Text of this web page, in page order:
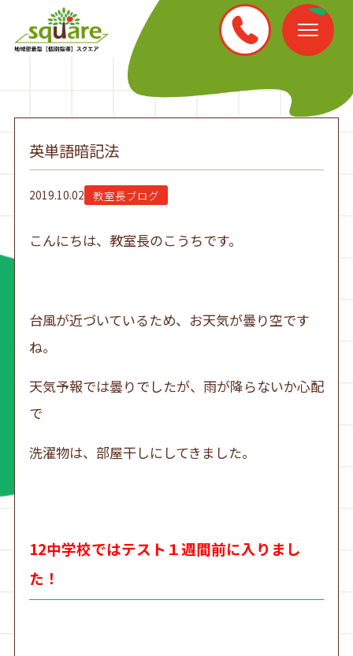
英単語暗記法
2019.10.02 教室長ブログ
こんにちは、教室長のこうちです。
台風が近づいているため、お天気が曇り空です
ね。
天気予報では曇りでしたが、雨が降らないか心配
で
洗濯物は、部屋干しにしてきました。
12中学校ではテスト１週間前に入りまし
た！